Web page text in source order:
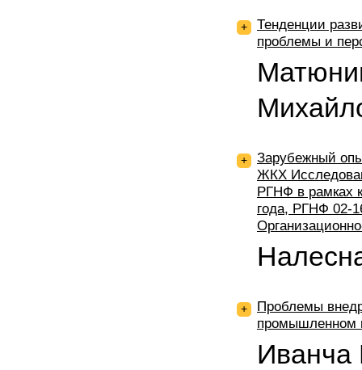
+
Тенденции
проблемы и
+
Зарубежный
ЖКХ
РГНФ в рамках
года, РГНФ 02-
+
Проблемы
промышленном
Иванча